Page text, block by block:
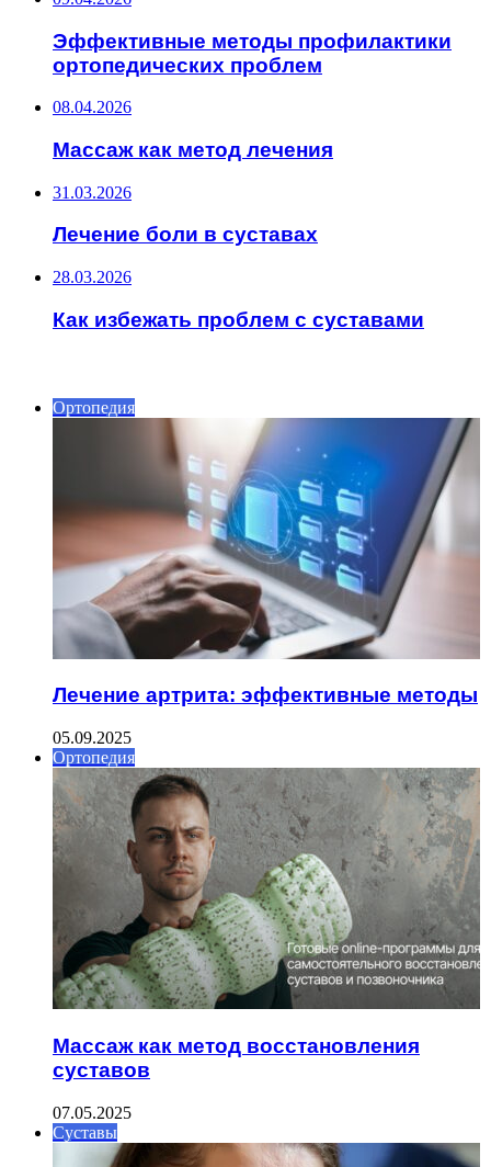
Эффективные методы профилактики
ортопедических проблем
08.04.2026
Массаж как метод лечения
31.03.2026
Лечение боли в суставах
28.03.2026
Как избежать проблем с суставами
Ортопедия
Лечение артрита: эффективные методы
05.09.2025
Ортопедия
Массаж как метод восстановления
суставов
07.05.2025
Суставы